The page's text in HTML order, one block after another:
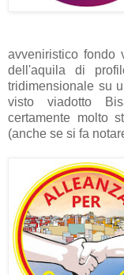
avveniristico fondo
dell'aquila di
tridimensionale su
visto viadotto
certamente molto
(anche se si fa